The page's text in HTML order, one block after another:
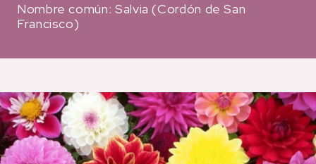
Nombre común: Salvia (Cordón de San
Francisco)